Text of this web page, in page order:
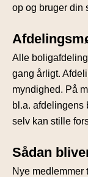
op og bruger din
Alle
gang årligt.
myndighed. På
bl.a. afdelingens
selv kan stille
Sådan
Nye medlemmer